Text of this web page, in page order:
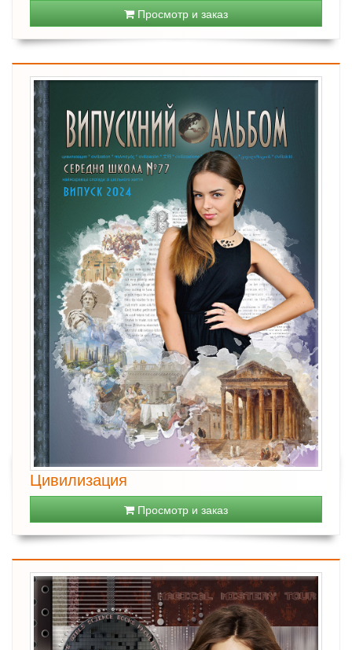
Просмотр и заказ
Цивилизация
Просмотр и заказ